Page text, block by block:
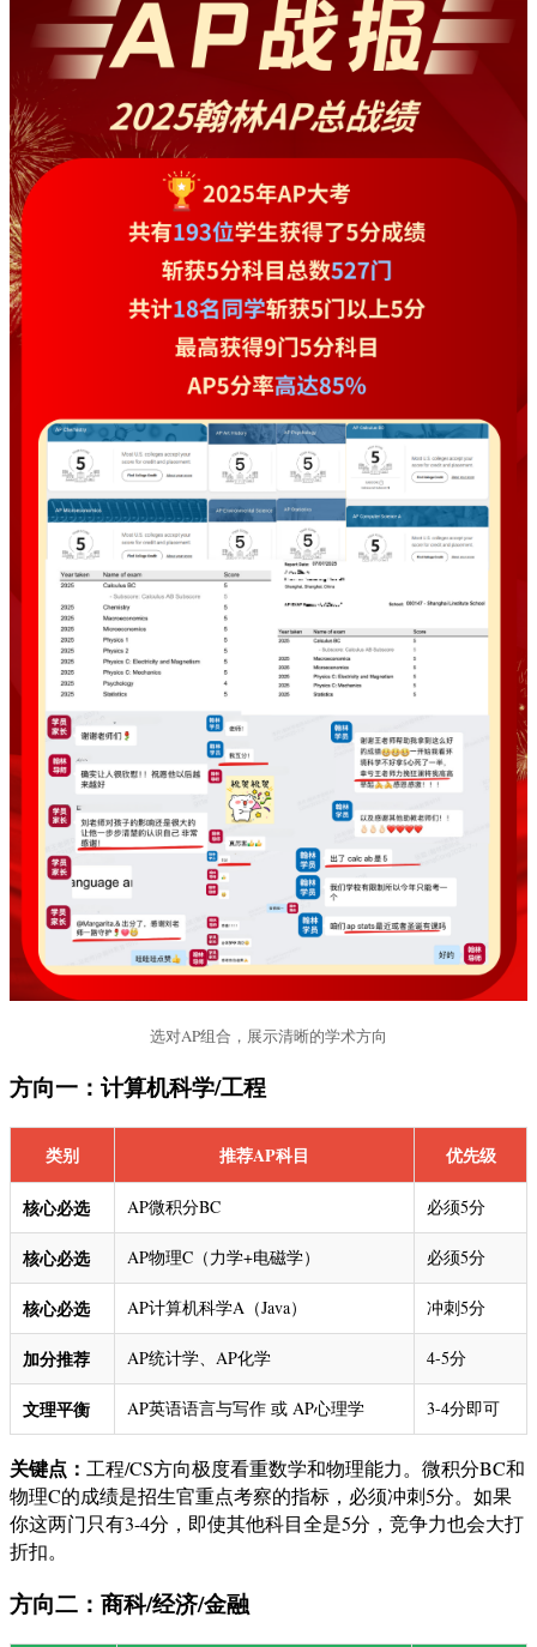
选对AP组合，展示清晰的学术方向
方向一：计算机科学/工程
类别 推荐AP科目 优先级
核心必选 AP微积分BC 必须5分
核心必选 AP物理C（力学+电磁学） 必须5分
核心必选 AP计算机科学A（Java） 冲刺5分
加分推荐 AP统计学、AP化学 4-5分
文理平衡 AP英语语言与写作 或 AP心理学 3-4分即可
关键点： 工程/CS方向极度看重数学和物理能力。微积分BC和
物理C的成绩是招生官重点考察的指标，必须冲刺5分。如果
你这两门只有3-4分，即使其他科目全是5分，竞争力也会大打
折扣。
方向二：商科/经济/金融